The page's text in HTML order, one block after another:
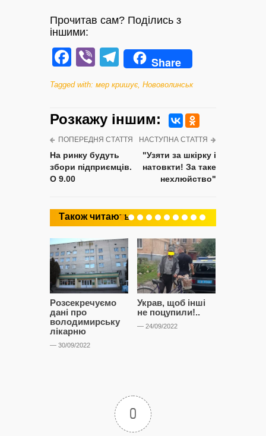
Прочитав сам? Поділись з
іншими:
Facebook
ViberTelegram
Share
Tagged with: мер кришує, Нововолинськ
Розкажу iншим:
ПОПЕРЕДНЯ СТАТТЯ
На ринку будуть
збори підприємців.
О 9.00
НАСТУПНА СТАТТЯ
"Узяти за шкірку і
натовкти! За таке
нехлюйство"
Також читають
Розсекречуємо
дані про
володимирську
лікарню
— 30/09/2022
Украв, щоб інші
не поцупили!..
— 24/09/2022
0